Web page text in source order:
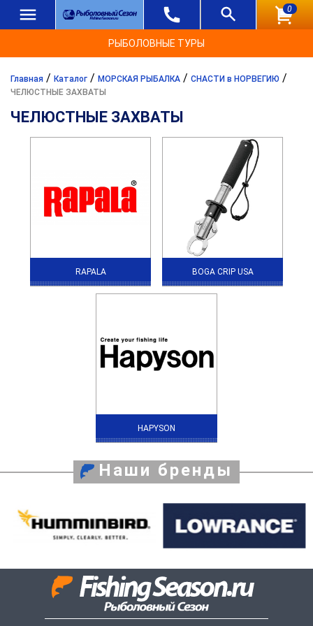
0
РЫБОЛОВНЫЕ ТУРЫ
Главная / Каталог / МОРСКАЯ РЫБАЛКА / СНАСТИ в НОРВЕГИЮ /
ЧЕЛЮСТНЫЕ ЗАХВАТЫ
ЧЕЛЮСТНЫЕ ЗАХВАТЫ
RAPALA BOGA CRIP USA
HAPYSON
Наши бренды